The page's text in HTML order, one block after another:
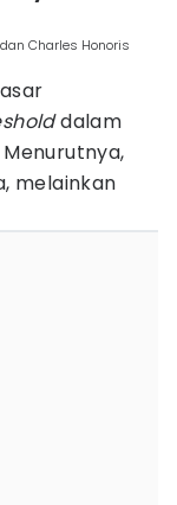
Charles Honoris
dalam
melainkan